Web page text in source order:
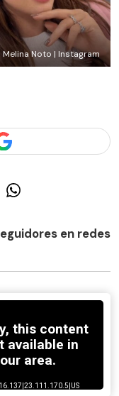
Melina Noto | Instagram
en redes